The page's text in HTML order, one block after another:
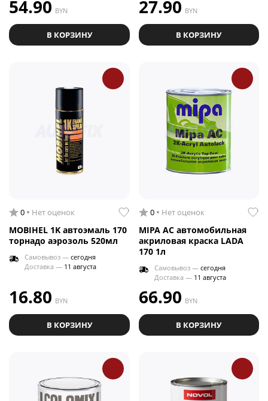
54.90 BYN
В КОРЗИНУ
27.90 BYN
В КОРЗИНУ
0 Нет оценок
MOBIHEL 1K автоэмаль 170
торнадо аэрозоль 520мл
Самовывоз — сегодня
Доставка — 11 августа
16.80 BYN
В КОРЗИНУ
0 Нет оценок
MIPA AC автомобильная
акриловая краска LADA
170 1л
Самовывоз — сегодня
Доставка — 11 августа
66.90 BYN
В КОРЗИНУ